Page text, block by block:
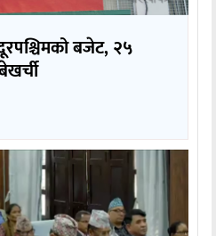
बजेट, २५